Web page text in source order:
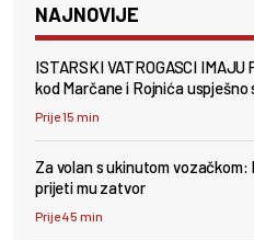
NAJNOVIJE
ISTARSKI VATROGASCI
kod Marčane i Rojnića
Prije 15 min
Za volan s ukinutom
prijeti mu zatvor
Prije 45 min